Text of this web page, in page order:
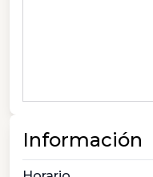
Información